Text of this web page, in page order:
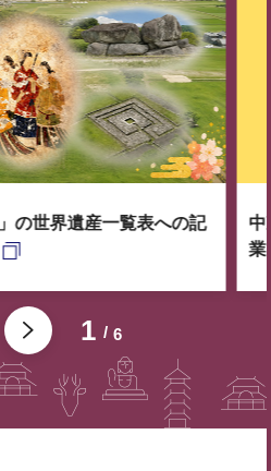
1 6
の世界遺産一覧表への記
中
業